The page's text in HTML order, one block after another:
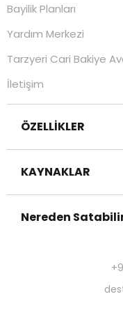
Bayilik Planları
Yardım Merkezi
Tarzyeri Cari Bakiye
İletişim
ÖZELLİKLER
KAYNAKLAR
Nereden